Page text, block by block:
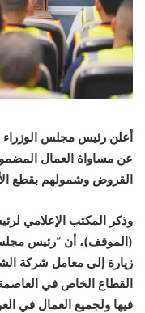
أعلن رئيس مجلس الوزراء
عن مساواة العمال
القروض وشمولهم بقطع
وذكر المكتب الإعلامي
(الموقف)، أن “رئيس
زيارة إلى معامل شركة
القطاع الخاص في العاصمة
فيها ولجميع العمال في